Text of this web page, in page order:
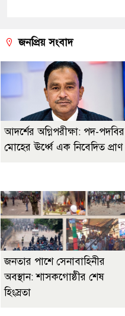
জনপ্রিয় সংবাদ
আদর্শের অগ্নিপরীক্ষা: পদ-পদবির
মোহের ঊর্ধ্বে এক নিবেদিত প্রাণ
জনতার পাশে সেনাবাহিনীর
অবস্থান: শাসকগোষ্ঠীর শেষ
হিংস্রতা